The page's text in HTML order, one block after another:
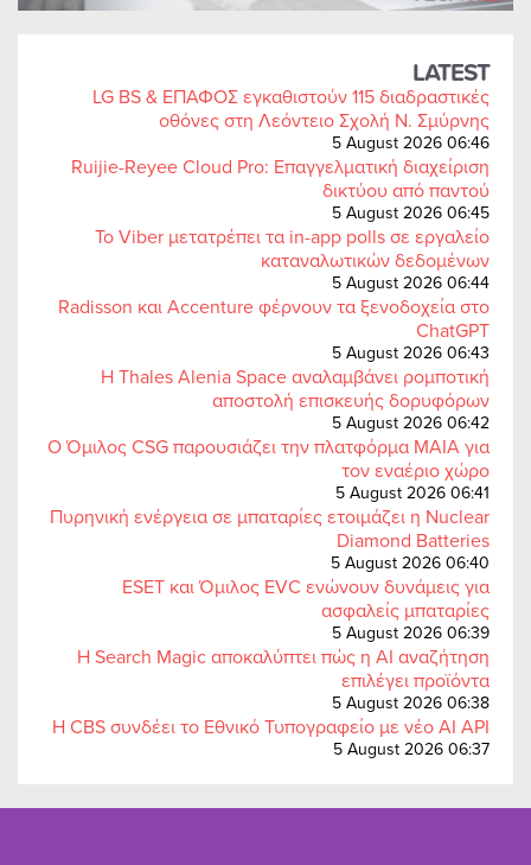
LATEST
LG BS & ΕΠΑΦΟΣ εγκαθιστούν 115 διαδραστικές
οθόνες στη Λεόντειο Σχολή Ν. Σμύρνης
5 August 2026 06:46
Ruijie-Reyee Cloud Pro: Επαγγελματική διαχείριση
δικτύου από παντού
5 August 2026 06:45
Το Viber μετατρέπει τα in-app polls σε εργαλείο
καταναλωτικών δεδομένων
5 August 2026 06:44
Radisson και Accenture φέρνουν τα ξενοδοχεία στο
ChatGPT
5 August 2026 06:43
Η Thales Alenia Space αναλαμβάνει ρομποτική
αποστολή επισκευής δορυφόρων
5 August 2026 06:42
Ο Όμιλος CSG παρουσιάζει την πλατφόρμα MAIA για
τον εναέριο χώρο
5 August 2026 06:41
Πυρηνική ενέργεια σε μπαταρίες ετοιμάζει η Nuclear
Diamond Batteries
5 August 2026 06:40
ESET και Όμιλος EVC ενώνουν δυνάμεις για
ασφαλείς μπαταρίες
5 August 2026 06:39
Η Search Magic αποκαλύπτει πώς η AI αναζήτηση
επιλέγει προϊόντα
5 August 2026 06:38
Η CBS συνδέει το Εθνικό Τυπογραφείο με νέο AI API
5 August 2026 06:37